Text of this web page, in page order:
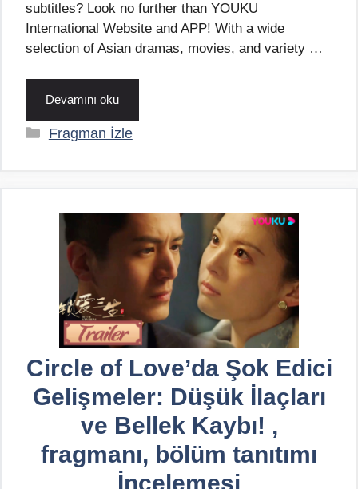
subtitles? Look no further than YOUKU
International Website and APP! With a wide
selection of Asian dramas, movies, and variety …
Devamını oku
Kategoriler
Fragman İzle
Circle of Love’da Şok Edici
Gelişmeler: Düşük İlaçları
ve Bellek Kaybı! ,
fragmanı, bölüm tanıtımı
İncelemesi